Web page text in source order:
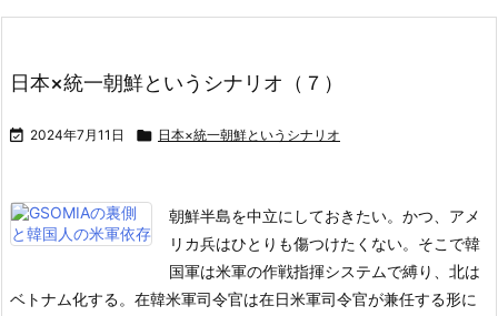
日本×統一朝鮮というシナリオ（７）
 2024年7月11日  日本×統一朝鮮というシナリオ
朝鮮半島を中立にしておきたい。かつ、アメ
リカ兵はひとりも傷つけたくない。そこで韓
国軍は米軍の作戦指揮システムで縛り、北は
ベトナム化する。在韓米軍司令官は在日米軍司令官が兼任する形に